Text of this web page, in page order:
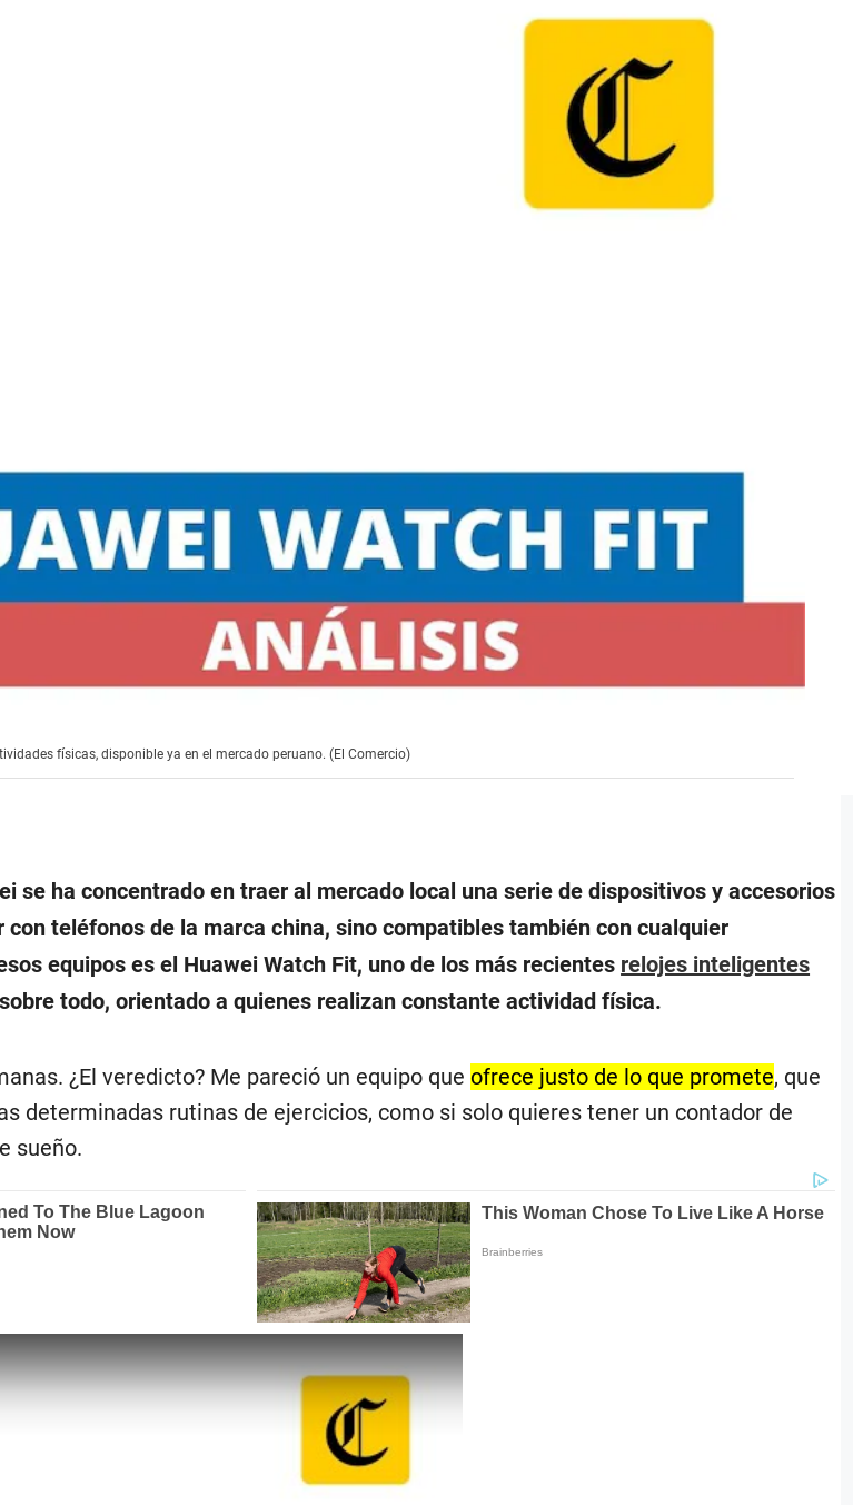
físicas, disponible ya en el mercado peruano. (El Comercio)
se ha concentrado en traer al mercado local una serie de dispositivos y accesorios
teléfonos de la marca china, sino compatibles también con cualquier
equipos es el Huawei Watch Fit, uno de los más recientes relojes inteligentes
todo, orientado a quienes realizan constante actividad física.
¿El veredicto? Me pareció un equipo queofrece justo de lo que promete, que
determinadas rutinas de ejercicios, como si solo quieres tener un contador de
sueño.